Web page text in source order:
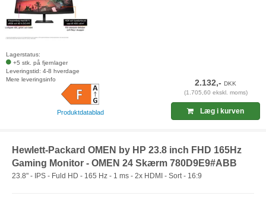
Lagerstatus:
+5 stk. på fjernlager
Leveringstid: 4-8 hverdage
Mere leveringsinfo
Produktdatablad
2.132,-DKK
(1.705,60 ekskl. moms)
Læg i kurven
Hewlett-Packard OMEN by HP 23.8 inch FHD 165Hz
Gaming Monitor - OMEN 24 Skærm 780D9E9#ABB
23.8" - IPS - Fuld HD - 165 Hz - 1 ms - 2x HDMI - Sort - 16:9